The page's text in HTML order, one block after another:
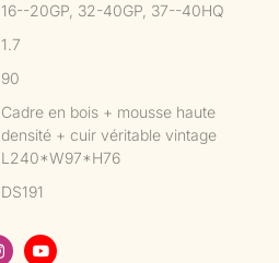
16--20GP, 32-40GP, 37--40HQ
1.7
90
Cadre en bois + mousse haute
densité + cuir véritable vintage
L240*W97*H76
DS191